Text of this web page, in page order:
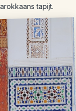
tapijt.